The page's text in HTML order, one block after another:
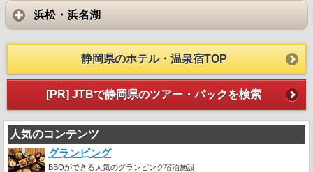
浜松・浜名湖
静岡県のホテル・温泉宿TOP
[PR] JTBで静岡県のツアー・パックを検索
人気のコンテンツ
グランピング
BBQができる人気のグランピング宿泊施設